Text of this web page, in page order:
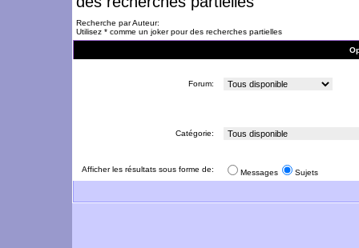
Recherche par Auteur:
Utilisez * comme un joker pour des recherches partielles
Forum:
Catégorie:
Afficher les résultats sous forme de: Messages Sujets